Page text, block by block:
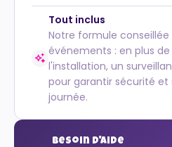
Tout inclus
Notre formule conseillée
événements : en plus
l'installation, un
pour garantir sécurité et
journée.
Besoin d'aide